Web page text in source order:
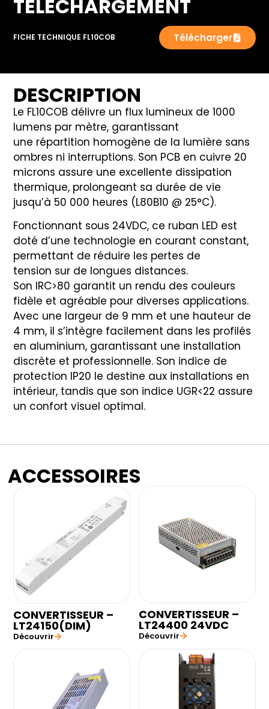
TÉLÉCHARGEMENT
FICHE TECHNIQUE FL10COB Télécharger
DESCRIPTION
Le FL10COB délivre un flux lumineux de 1000
lumens par mètre, garantissant
une répartition homogène de la lumière sans
ombres ni interruptions. Son PCB en cuivre 20
microns assure une excellente dissipation
thermique, prolongeant sa durée de vie
jusqu’à 50 000 heures (L80B10 @ 25°C).
Fonctionnant sous 24VDC, ce ruban LED est
doté d’une technologie en courant constant,
permettant de réduire les pertes de
tension sur de longues distances.
Son IRC>80 garantit un rendu des couleurs
fidèle et agréable pour diverses applications.
Avec une largeur de 9 mm et une hauteur de
4 mm, il s’intègre facilement dans les profilés
en aluminium, garantissant une installation
discrète et professionnelle. Son indice de
protection IP20 le destine aux installations en
intérieur, tandis que son indice UGR<22 assure
un confort visuel optimal.
ACCESSOIRES
CONVERTISSEUR –
LT24150(DIM)
Découvrir
CONVERTISSEUR –
LT24400 24VDC
Découvrir